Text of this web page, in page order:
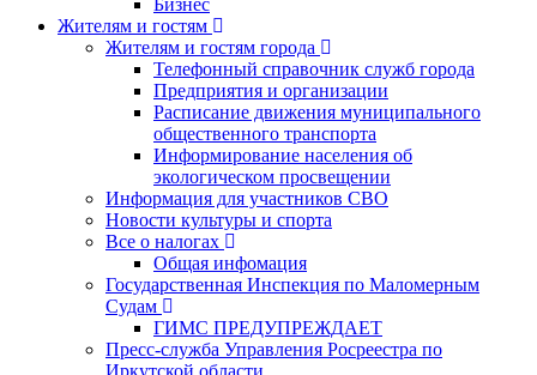
Бизнес
Жителям и гостям
Жителям и гостям города
Телефонный справочник служб города
Предприятия и организации
Расписание движения муниципального
общественного транспорта
Информирование населения об
экологическом просвещении
Информация для участников СВО
Новости культуры и спорта
Все о налогах
Общая инфомация
Государственная Инспекция по Маломерным
Судам
ГИМС ПРЕДУПРЕЖДАЕТ
Пресс-служба Управления Росреестра по